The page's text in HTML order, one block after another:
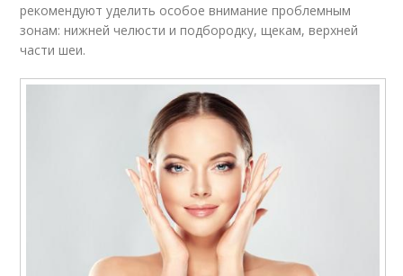
рекомендуют уделить особое внимание проблемным
зонам: нижней челюсти и подбородку, щекам, верхней
части шеи.